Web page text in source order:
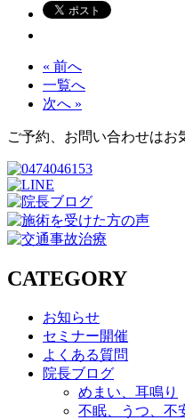
« 前へ
一覧へ
次へ »
ご予約、お問い合わせはお
CATEGORY
お知らせ
セミナー開催
よくある質問
院長ブログ
めまい、耳鳴り
不眠、うつ、不